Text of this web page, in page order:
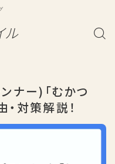
ル
ナー)「むかつ
・対策解説！